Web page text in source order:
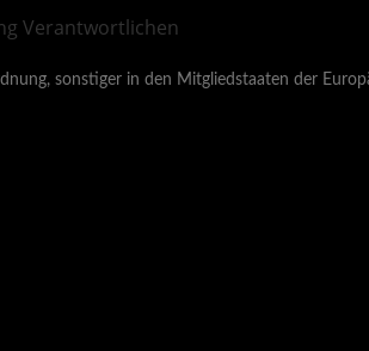
Verantwortlichen
sonstiger in den Mitgliedstaaten der